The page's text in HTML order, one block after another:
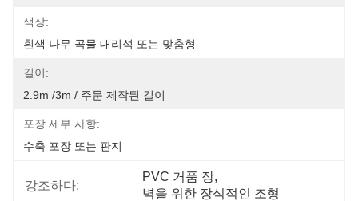
색상:
흰색 나무 곡물 대리석 또는 맞춤형
길이:
2.9m /3m / 주문 제작된 길이
포장 세부 사항:
수축 포장 또는 판지
강조하다:
PVC 거품 장,
벽을 위한 장식적인 조형